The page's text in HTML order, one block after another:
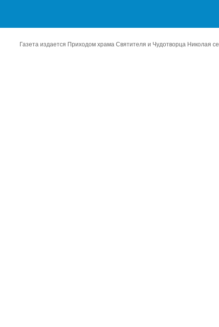
Газета издается Приходом храма Святителя и Чудотворца Николая